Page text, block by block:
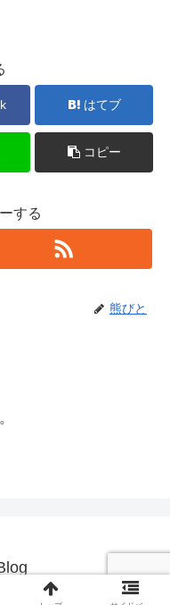
はてブ
コピー
する
熊びと
Blog.